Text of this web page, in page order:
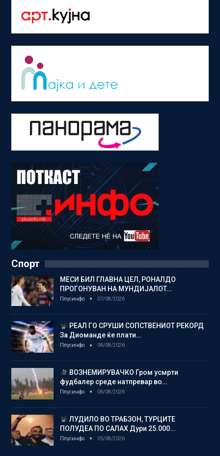
Спорт
МЕСИ БИЛ ГЛАВНА ЦЕЛ, РОНАЛДО
ПРОГОНУВАН НА МУНДИЈАЛОТ…
Плусинфо 07/08/2026
РЕАЛ ГО СРУШИ СОПСТВЕНИОТ РЕКОРД
За Диоманде ќе плати…
Плусинфо 06/08/2026
ВОЗНЕМИРУВАЧКО Гром усмрти
фудбалер среде натпревар во…
Плусинфо 06/08/2026
ЛУДИЛО ВО ТРАБЗОН, ТУРЦИТЕ
ПОЛУДЕА ПО САЛАХ Дури 25.000…
Плусинфо 05/08/2026